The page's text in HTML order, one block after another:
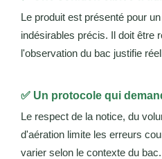
Le produit est présenté pour
indésirables précis. Il doit être
l'observation du bac justifie
✅ Un protocole qui
Le respect de la notice, du
d'aération limite les erreurs
varier selon le contexte du bac.